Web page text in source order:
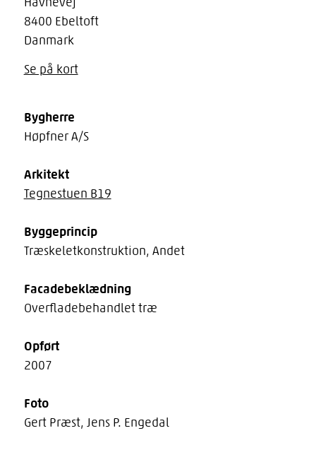
8400 Ebeltoft
Danmark
Se på kort
Bygherre
Høpfner A/S
Arkitekt
Tegnestuen B19
Byggeprincip
Træskeletkonstruktion, Andet
Facadebeklædning
Overfladebehandlet træ
Opført
2007
Foto
Gert Præst, Jens P. Engedal